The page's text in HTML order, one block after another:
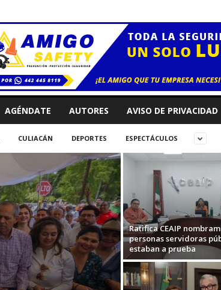
AGÉNDATE AUTORES AVISO DE PRIVACIDAD
CULIACÁN DEPORTES ESPECTÁCULOS
Ratifica CEAIP
personas servidoras
estaban a prueba